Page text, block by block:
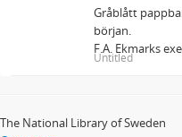
Gråblått
början.
F.A. Ekmarks
Untitled
The National Library of Sweden